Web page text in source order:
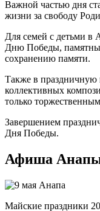
Важной частью дня
жизни за свободу
Для семей с детьми в
Дню Победы, памятные
сохранению памяти.
Также в праздничную
коллективных
только
Завершением
Дня Победы.
Афиша Анапы
Майские праздники